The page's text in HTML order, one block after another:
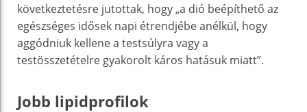
következtetésre jutottak, hogy „a dió beépíthető az
egészséges idősek napi étrendjébe anélkül, hogy
aggódniuk kellene a testsúlyra vagy a
testösszetételre gyakorolt ​​káros hatásuk miatt”.
Jobb lipidprofilok